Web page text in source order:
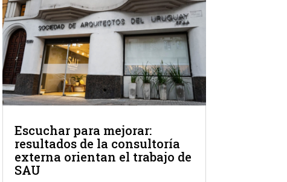
Escuchar para mejorar:
resultados de la consultoría
externa orientan el trabajo de
SAU